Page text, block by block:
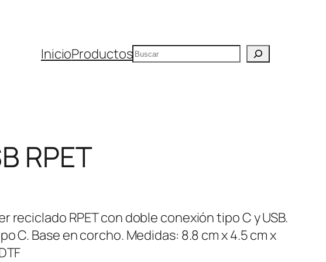
InicioProductosBuscar
RPET
reciclado RPET con doble conexión tipo C y USB.
C. Base en corcho. Medidas: 8.8 cm x 4.5 cm x